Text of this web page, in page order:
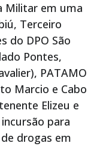
Militar em uma
Terceiro
do DPO São
Pontes,
PATAMO
Marcio e Cabo
Elizeu e
para
drogas em